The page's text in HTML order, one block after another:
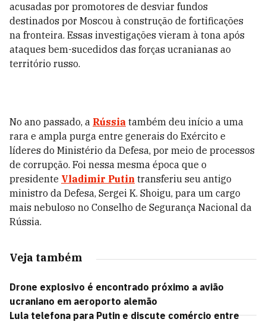
acusadas por promotores de desviar fundos
destinados por Moscou à construção de fortificações
na fronteira. Essas investigações vieram à tona após
ataques bem-sucedidos das forças ucranianas ao
território russo.
No ano passado, a Rússia também deu início a uma
rara e ampla purga entre generais do Exército e
líderes do Ministério da Defesa, por meio de processos
de corrupção. Foi nessa mesma época que o
presidente Vladimir Putin transferiu seu antigo
ministro da Defesa, Sergei K. Shoigu, para um cargo
mais nebuloso no Conselho de Segurança Nacional da
Rússia.
Veja também
Drone explosivo é encontrado próximo a avião
ucraniano em aeroporto alemão
Lula telefona para Putin e discute comércio entre